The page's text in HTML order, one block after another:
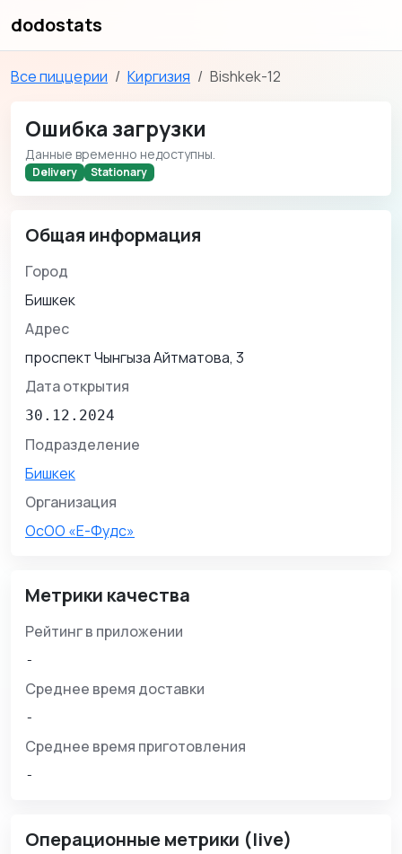
dodostats
Все пиццерии Киргизия Bishkek-12
Ошибка загрузки
Данные временно недоступны.
Delivery Stationary
Общая информация
Город
Бишкек
Адрес
проспект Чынгыза Айтматова, 3
Дата открытия
30.12.2024
Подразделение
Бишкек
Организация
ОсОО «Е-Фудс»
Метрики качества
Рейтинг в приложении
-
Среднее время доставки
-
Среднее время приготовления
-
Операционные метрики (live)